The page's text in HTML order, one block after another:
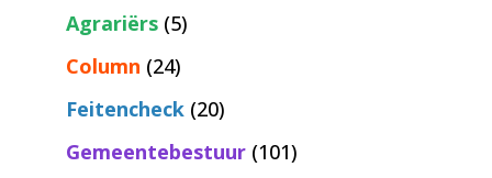
Agrariërs(5)
Column (24)
Feitencheck(20)
Gemeentebestuur(101)